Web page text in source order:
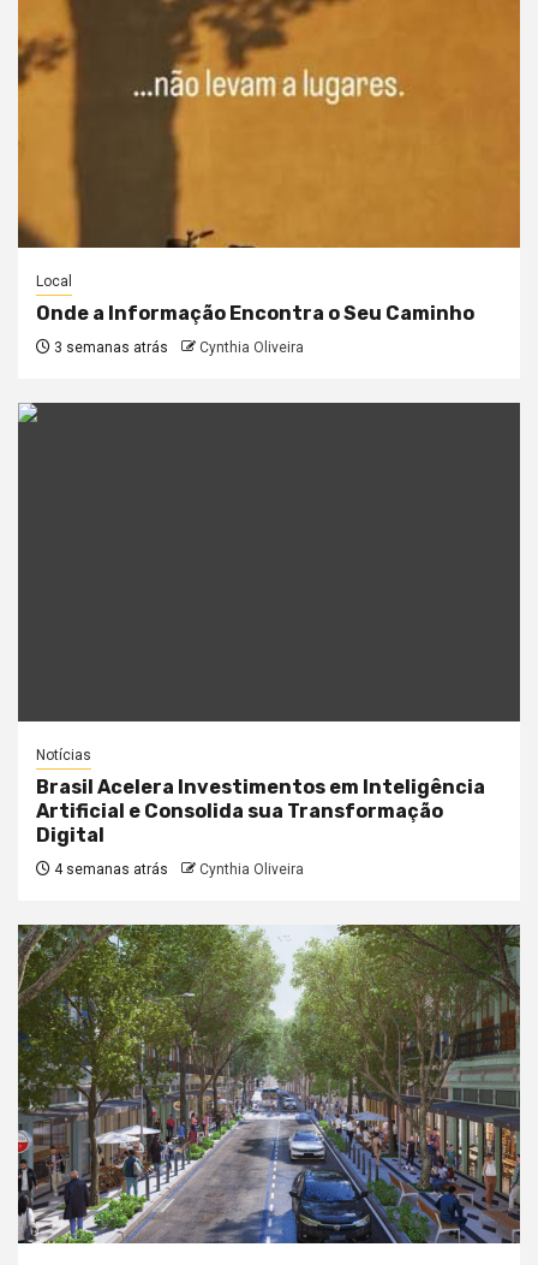
Local
Onde a Informação Encontra o Seu Caminho
3 semanas atrás Cynthia Oliveira
Notícias
Brasil Acelera Investimentos em Inteligência
Artificial e Consolida sua Transformação
Digital
4 semanas atrás Cynthia Oliveira